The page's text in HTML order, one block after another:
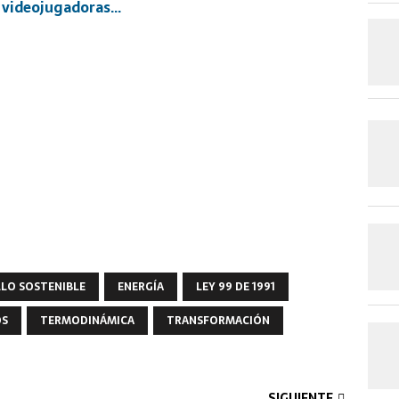
SOSTENIBLE ENERGÍA
LEY 99 DE 1991
TERMODINÁMICA TRANSFORMACIÓN